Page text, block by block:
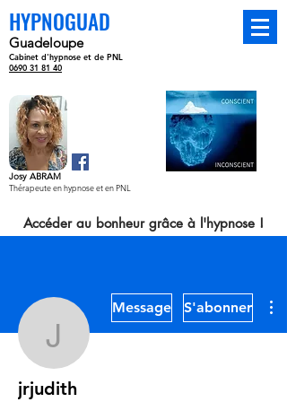
HYPNOGUAD
Guadeloupe
Cabinet d'hypnose et de PNL
0690 31 81 40
Josy ABRAM
Thérapeute en hypnose et en PNL
Accéder au bonheur grâce à l'hypnose !
jrjudith
Message S'abonner
jrjudith